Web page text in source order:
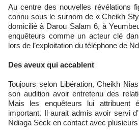
Au centre des nouvelles révélations
connu sous le surnom de « Cheikh
domicilié à Darou Salam 6, à
enquêteurs comme un acteur clé
lors de l’exploitation du téléphone de
Des aveux qui accablent
Toujours selon Libération, Cheikh
son audition avoir entretenu des
Mais les enquêteurs lui attribuent
important. Il aurait admis avoir servi
Ndiaga Seck en contact avec